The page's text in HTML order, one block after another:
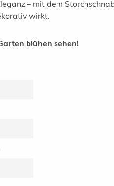
– mit dem
wirkt.
blühen sehen!